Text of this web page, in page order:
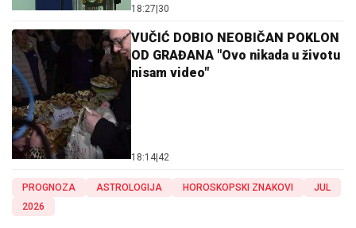
18:27 30
VUČIĆ DOBIO NEOBIČAN POKLON
OD GRAĐANA "Ovo nikada u životu
nisam video"
18:14 42
PROGNOZA ASTROLOGIJA HOROSKOPSKI ZNAKOVI
JUL
2026